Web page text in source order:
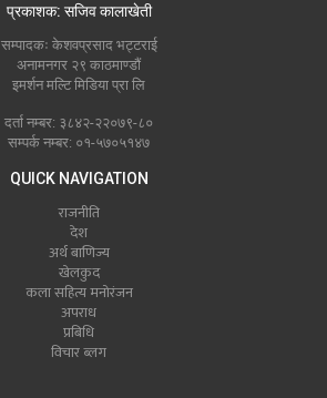
प्रकाशक: सजिव कालाखेती
सम्पादकः केशवप्रसाद भट्टराई
अनामनगर २९ काठमाण्डौं
इमर्शन मल्टि मिडिया प्रा लि
दर्ता नम्बर: ३८४२-२२०७९-८०
सम्पर्क नम्बर: ०१-५७०५१४७
QUICK NAVIGATION
राजनीति
देश
अर्थ बाणिज्य
खेलकुद
कला सहित्य मनोरंजन
अपराध
प्रबिधि
विचार ब्लग